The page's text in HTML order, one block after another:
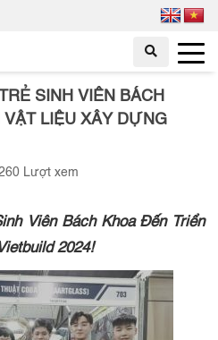
SINH VIÊN BÁCH
LIỆU XÂY DỰNG
Lượt xem
Viên Bách Khoa Đến Triển
2024!